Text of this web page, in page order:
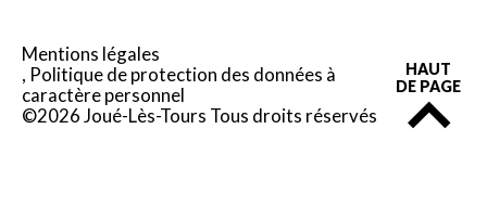
Mentions légales
Politique de protection des données à
caractère personnel
©2026 Joué-Lès-Tours Tous droits réservés
HAUT
DE PAGE